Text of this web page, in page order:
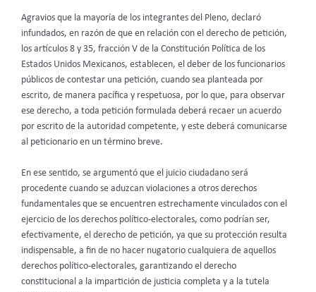
Agravios que la mayoría de los integrantes del Pleno, declaró
infundados, en razón de que en relación con el derecho de petición,
los artículos 8 y 35, fracción V de la Constitución Política de los
Estados Unidos Mexicanos, establecen, el deber de los funcionarios
públicos de contestar una petición, cuando sea planteada por
escrito, de manera pacífica y respetuosa, por lo que, para observar
ese derecho, a toda petición formulada deberá recaer un acuerdo
por escrito de la autoridad competente, y este deberá comunicarse
al peticionario en un término breve.
En ese sentido, se argumentó que el juicio ciudadano será
procedente cuando se aduzcan violaciones a otros derechos
fundamentales que se encuentren estrechamente vinculados con el
ejercicio de los derechos político-electorales, como podrían ser,
efectivamente, el derecho de petición, ya que su protección resulta
indispensable, a fin de no hacer nugatorio cualquiera de aquellos
derechos político-electorales, garantizando el derecho
constitucional a la impartición de justicia completa y a la tutela